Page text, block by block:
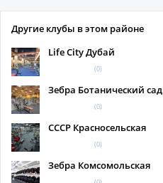
Другие клубы в этом районе
Life City Дубай
(0)
Зебра Ботанический сад
(0)
СССР Красносельская
(0)
Зебра Комсомольская